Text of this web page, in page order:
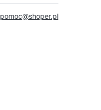
pomoc@shoper.pl